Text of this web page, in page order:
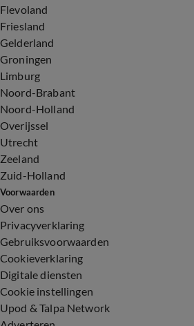
Flevoland
Friesland
Gelderland
Groningen
Limburg
Noord-Brabant
Noord-Holland
Overijssel
Utrecht
Zeeland
Zuid-Holland
Voorwaarden
Over ons
Privacyverklaring
Gebruiksvoorwaarden
Cookieverklaring
Digitale diensten
Cookie instellingen
Upod & Talpa Network